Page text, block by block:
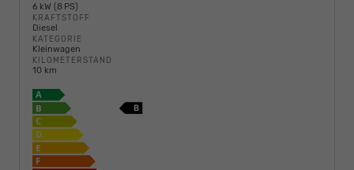
6 kW (8 PS)
KRAFTSTOFF
Diesel
KATEGORIE
Kleinwagen
KILOMETERSTAND
10 km